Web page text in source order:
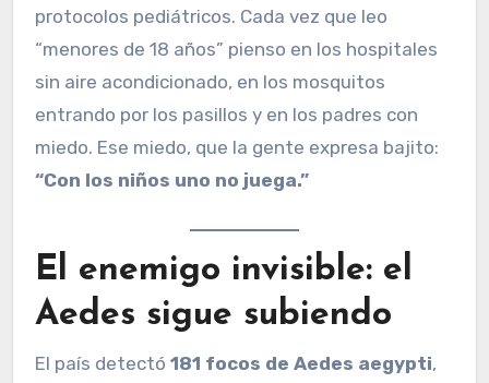
protocolos pediátricos. Cada vez que leo
“menores de 18 años” pienso en los hospitales
sin aire acondicionado, en los mosquitos
entrando por los pasillos y en los padres con
miedo. Ese miedo, que la gente expresa bajito:
“Con los niños uno no juega.”
El enemigo invisible: el
Aedes sigue subiendo
El país detectó 181 focos de Aedes aegypti,